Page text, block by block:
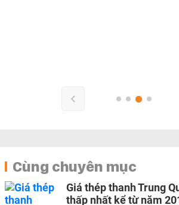
Cùng chuyên mục
Giá thép thanh Trung
thấp nhất kể từ năm